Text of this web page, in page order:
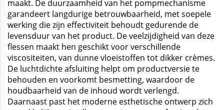
maakt. De duurzaamheid van het pompmechanisme
garandeert langdurige betrouwbaarheid, met soepele
werking die zijn effectiviteit behoudt gedurende de
levensduur van het product. De veelzijdigheid van deze
flessen maakt hen geschikt voor verschillende
viscositeiten, van dunne vloeistoffen tot dikker crèmes.
De luchtdichte afsluiting helpt om productversie te
behouden en voorkomt besmetting, waardoor de
houdbaarheid van de inhoud wordt verlengd.
Daarnaast past het moderne esthetische ontwerp zich